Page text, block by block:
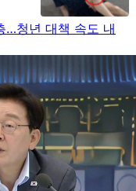
…청년 대책 속도 내